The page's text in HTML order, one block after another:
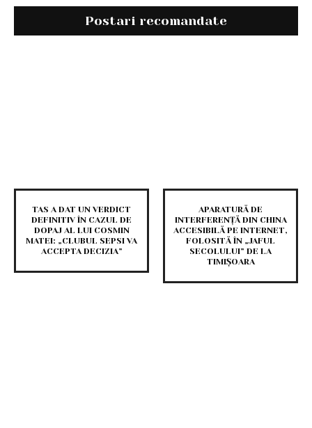
Postari recomandate
TAS A DAT UN VERDICT
DEFINITIV ÎN CAZUL DE
DOPAJ AL LUI COSMIN
MATEI: „CLUBUL SEPSI VA
ACCEPTA DECIZIA”
APARATURĂ DE
INTERFERENȚĂ DIN CHINA
ACCESIBILĂ PE INTERNET,
FOLOSITĂ ÎN „JAFUL
SECOLULUI” DE LA
TIMIȘOARA